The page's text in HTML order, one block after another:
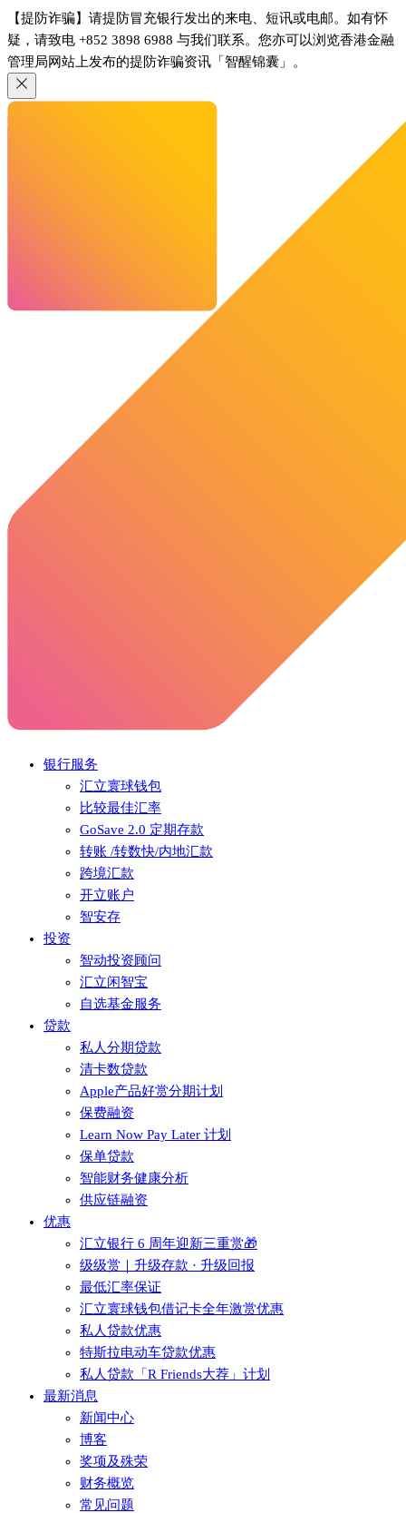
【提防诈骗】请提防冒充银行发出的来电、短讯或电邮。如有怀
疑，请致电 +852 3898 6988 与我们联系。您亦可以浏览香港金融
管理局网站上发布的提防诈骗资讯「智醒锦囊」。
银行服务
汇立寰球钱包
比较最佳汇率
GoSave 2.0 定期存款
转账 /转数快/内地汇款
跨境汇款
开立账户
智安存
投资
智动投资顾问
汇立闲智宝
自选基金服务
贷款
私人分期贷款
清卡数贷款
Apple产品好赏分期计划
保费融资
Learn Now Pay Later 计划
保单贷款
智能财务健康分析
供应链融资
优惠
汇立银行 6 周年迎新三重赏🎁
级级赏｜升级存款 · 升级回报
最低汇率保证
汇立寰球钱包借记卡全年激赏优惠
私人贷款优惠
特斯拉电动车贷款优惠
私人贷款「R Friends大荐」计划
最新消息
新闻中心
博客
奖项及殊荣
财务概览
常见问题